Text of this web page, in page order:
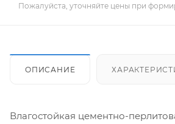
Пожалуйста, уточняйте цены при
ОПИСАНИЕ
Влагостойкая цементно-